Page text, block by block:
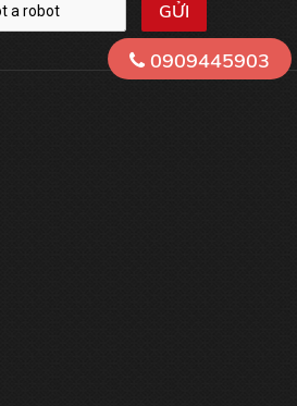
0909445903